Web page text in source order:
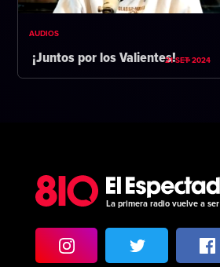
AUDIOS
¡Juntos por los Valientes!21 SET 2024
La primera radio vuelve a ser